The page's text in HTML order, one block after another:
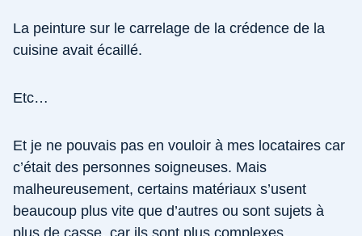
La peinture sur le carrelage de la crédence de la
cuisine avait écaillé.
Etc…
Et je ne pouvais pas en vouloir à mes locataires car
c’était des personnes soigneuses. Mais
malheureusement, certains matériaux s’usent
beaucoup plus vite que d’autres ou sont sujets à